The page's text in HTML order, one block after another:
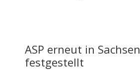
ASP erneut in Sachsen
festgestellt